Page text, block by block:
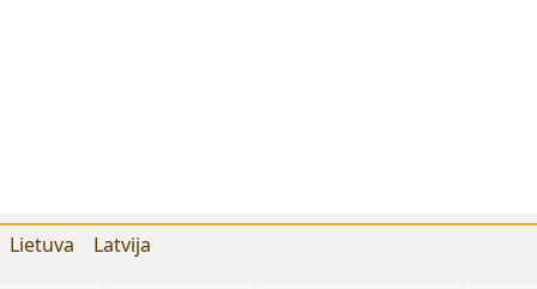
Lietuva Latvija